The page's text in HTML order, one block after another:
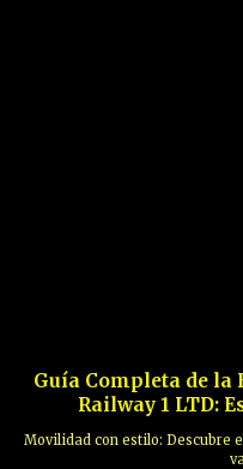
Guía Completa de
Railway 1 LTD:
Movilidad con estilo: Descubre